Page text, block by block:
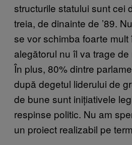
structurile statului sunt cei
treia, de dinainte de ’89.
se vor schimba foarte mult
alegătorul nu îl va trage
În plus, 80% dintre
după degetul liderului de
de bune sunt inițiativele
respinse politic. Nu am
un proiect realizabil pe